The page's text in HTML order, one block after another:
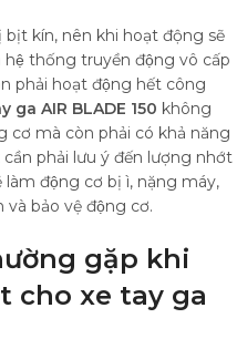
kín, nên khi hoạt động sẽ
hệ thống truyền động vô cấp
phải hoạt động hết công
AIR BLADE 150 không
cơ mà còn phải có khả năng
phải lưu ý đến lượng nhớt
làm động cơ bị ì, nặng máy,
bảo vệ động cơ.
gặp khi
cho xe tay ga